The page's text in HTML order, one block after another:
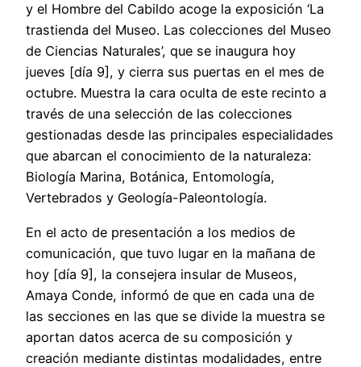
y el Hombre del Cabildo acoge la exposición ‘La
trastienda del Museo. Las colecciones del Museo
de Ciencias Naturales’, que se inaugura hoy
jueves [día 9], y cierra sus puertas en el mes de
octubre. Muestra la cara oculta de este recinto a
través de una selección de las colecciones
gestionadas desde las principales especialidades
que abarcan el conocimiento de la naturaleza:
Biología Marina, Botánica, Entomología,
Vertebrados y Geología-Paleontología.
En el acto de presentación a los medios de
comunicación, que tuvo lugar en la mañana de
hoy [día 9], la consejera insular de Museos,
Amaya Conde, informó de que en cada una de
las secciones en las que se divide la muestra se
aportan datos acerca de su composición y
creación mediante distintas modalidades, entre